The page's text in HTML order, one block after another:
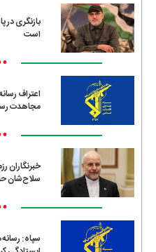
بازنگری در
است
اعتراف
مجاهدت
خبرنگاران
سلاح‌شان
سپاه: